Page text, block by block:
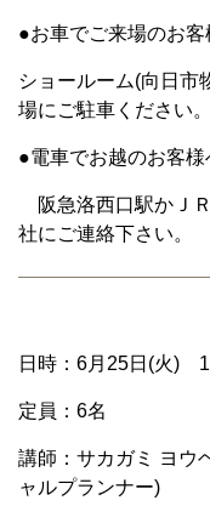
●お車でご来場のお客
ショールーム(向日市
場にご駐車ください。
●電車でお越のお客様
阪急洛西口駅かＪ
社にご連絡下さい。
日時：6月25日(火)
定員：6名
講師：サカガミ ヨウ
ャルプランナー)